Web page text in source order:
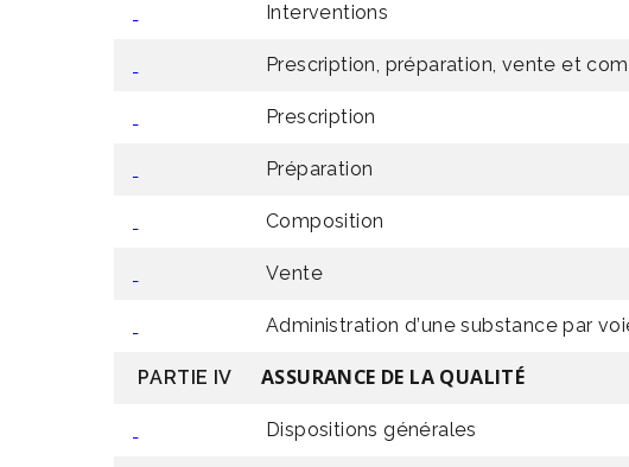
Interventions
Prescription, préparation, vente et
Prescription
Préparation
Composition
Vente
Administration d’une substance par
PARTIE IV ASSURANCE DE LA QUALITÉ
Dispositions générales